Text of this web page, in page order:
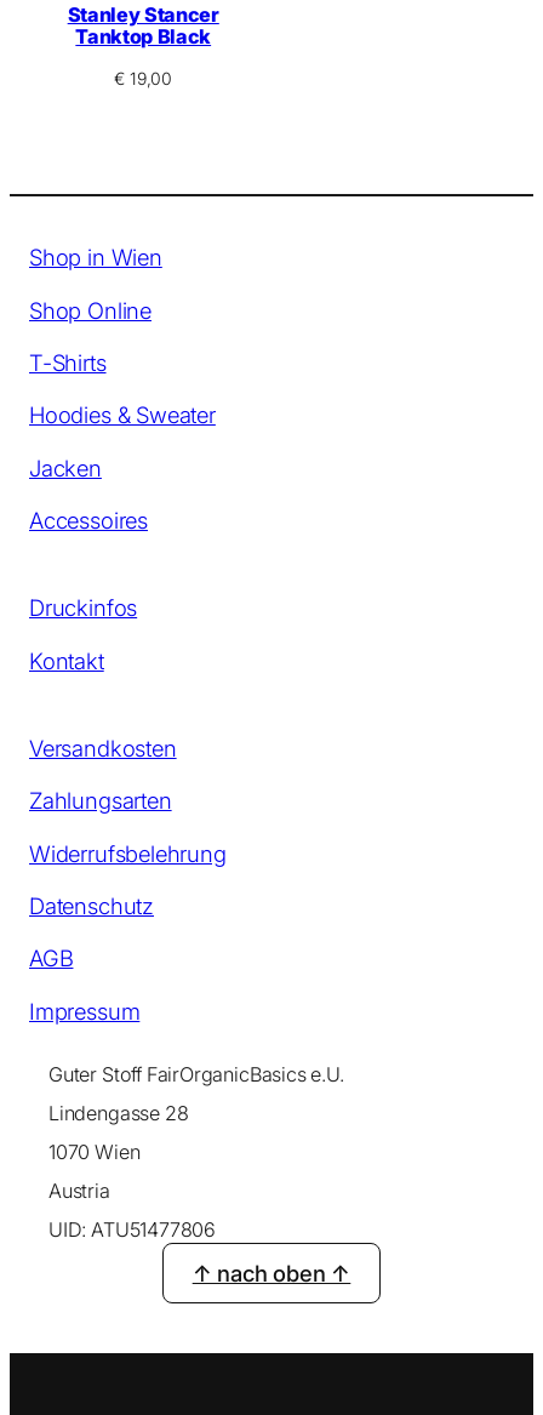
Stanley Stancer
Tanktop Black
€ 19,00
Shop in Wien
Shop Online
T-Shirts
Hoodies & Sweater
Jacken
Accessoires
Druckinfos
Kontakt
Versandkosten
Zahlungsarten
Widerrufsbelehrung
Datenschutz
AGB
Impressum
Guter Stoff FairOrganicBasics e.U.
Lindengasse 28
1070 Wien
Austria
UID: ATU51477806
↑ nach oben ↑